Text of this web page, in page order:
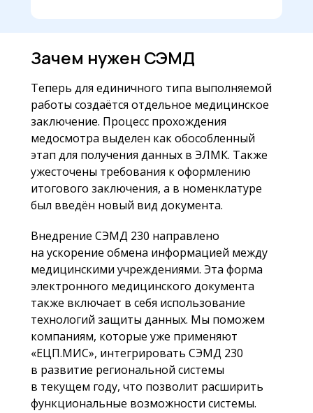
Зачем нужен СЭМД
Внедрение СЭМД 230 направлено
на ускорение обмена информацией между
медицинскими учреждениями. Эта форма
электронного медицинского документа
также включает в себя использование
технологий защиты данных. Мы поможем
компаниям, которые уже применяют
«ЕЦП.МИС», интегрировать СЭМД 230
в развитие региональной системы
в текущем году, что позволит расширить
функциональные возможности системы.
Теперь для единичного типа выполняемой
работы создаётся отдельное медицинское
заключение. Процесс прохождения
медосмотра выделен как обособленный
этап для получения данных в ЭЛМК. Также
ужесточены требования к оформлению
итогового заключения, а в номенклатуре
был введён новый вид документа.